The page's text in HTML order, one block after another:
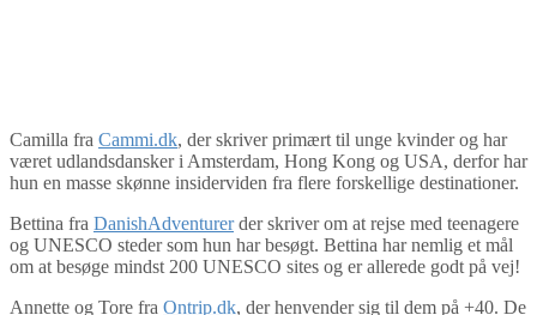
Camilla fra Cammi.dk, der skriver primært til unge kvinder og har
været udlandsdansker i Amsterdam, Hong Kong og USA, derfor har
hun en masse skønne insiderviden fra flere forskellige destinationer.
Bettina fra DanishAdventurerder skriver om at rejse med teenagere
og UNESCO steder som hun har besøgt. Bettina har nemlig et mål
om at besøge mindst 200 UNESCO sites og er allerede godt på vej!
Annette og Tore fra Ontrip.dk, der henvender sig til dem på +40. De